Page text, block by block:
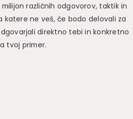
različnih odgovorov, taktik in
ne veš, če bodo delovali za
direktno tebi in konkretno
tvoj primer.